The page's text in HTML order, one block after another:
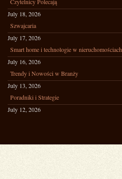
July 18, 2026
Szwajcaria
July 17, 2026
Smart home i technologie w nieruchomościach
July 16, 2026
Trendy i Nowości w Branży
July 13, 2026
Poradniki i Strategie
July 12, 2026